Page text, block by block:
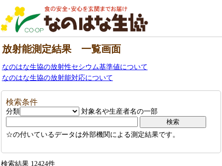
放射能測定結果 一覧画面
なのはな生協の放射性セシウム基準値について
なのはな生協の放射能対応について
検索条件
分類 対象名や生産者名の一部
☆の付いているデータは外部機関による測定結果です。
検索結果 12424件